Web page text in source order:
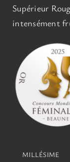
Supérieur
intensément
MILLÉSIME